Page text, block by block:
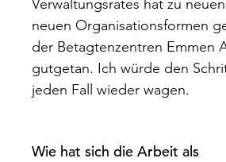
Verwaltungsrates hat zu
neuen Organisationsformen
der Betagtenzentren Emmen
gutgetan. Ich würde den
jeden Fall wieder wagen.
Wie hat sich die Arbeit als